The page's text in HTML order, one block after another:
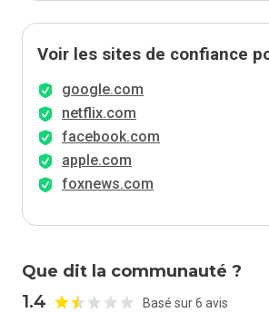
Voir les sites de confiance
google.com
netflix.com
facebook.com
apple.com
foxnews.com
Que dit la communauté ?
1.4 Basé sur 6 avis